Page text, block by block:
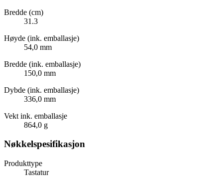
Bredde (cm)
31.3
Høyde (ink. emballasje)
54,0 mm
Bredde (ink. emballasje)
150,0 mm
Dybde (ink. emballasje)
336,0 mm
Vekt ink. emballasje
864,0 g
Nøkkelspesifikasjon
Produkttype
Tastatur